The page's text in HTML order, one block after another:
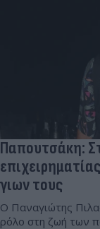
Παπουτσάκη:
γιων τους
Ο Παναγιώτης
ρόλο στη ζωή των